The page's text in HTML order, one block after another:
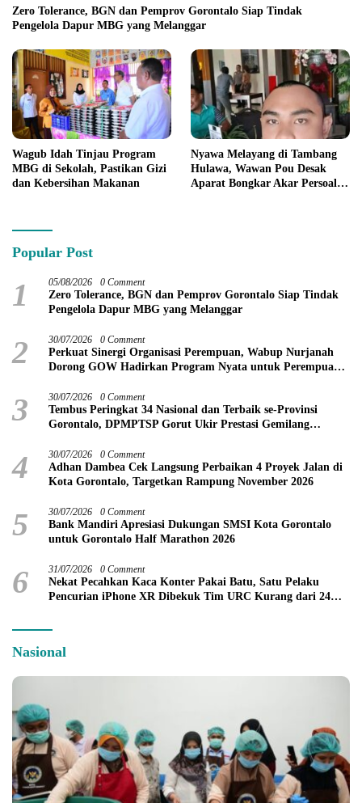
Zero Tolerance, BGN dan Pemprov Gorontalo Siap Tindak
Pengelola Dapur MBG yang Melanggar
Wagub Idah Tinjau Program
MBG di Sekolah, Pastikan Gizi
dan Kebersihan Makanan
Nyawa Melayang di Tambang
Hulawa, Wawan Pou Desak
Aparat Bongkar Akar Persoalan
Popular Post
1 05/08/2026 0 Comment
Zero Tolerance, BGN dan Pemprov Gorontalo Siap Tindak
Pengelola Dapur MBG yang Melanggar
2 30/07/2026 0 Comment
Perkuat Sinergi Organisasi Perempuan, Wabup Nurjanah
Dorong GOW Hadirkan Program Nyata untuk Perempuan
3 30/07/2026 0 Comment
Tembus Peringkat 34 Nasional dan Terbaik se-Provinsi
Gorontalo, DPMPTSP Gorut Ukir Prestasi Gemilang
4 30/07/2026 0 Comment
Adhan Dambea Cek Langsung Perbaikan 4 Proyek Jalan di
Kota Gorontalo, Targetkan Rampung November 2026
5 30/07/2026 0 Comment
Bank Mandiri Apresiasi Dukungan SMSI Kota Gorontalo
untuk Gorontalo Half Marathon 2026
6 31/07/2026 0 Comment
Nekat Pecahkan Kaca Konter Pakai Batu, Satu Pelaku
Pencurian iPhone XR Dibekuk Tim URC Kurang dari 24
Nasional